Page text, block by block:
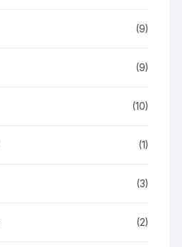
(9)
(9)
(10)
(1)
(3)
(2)